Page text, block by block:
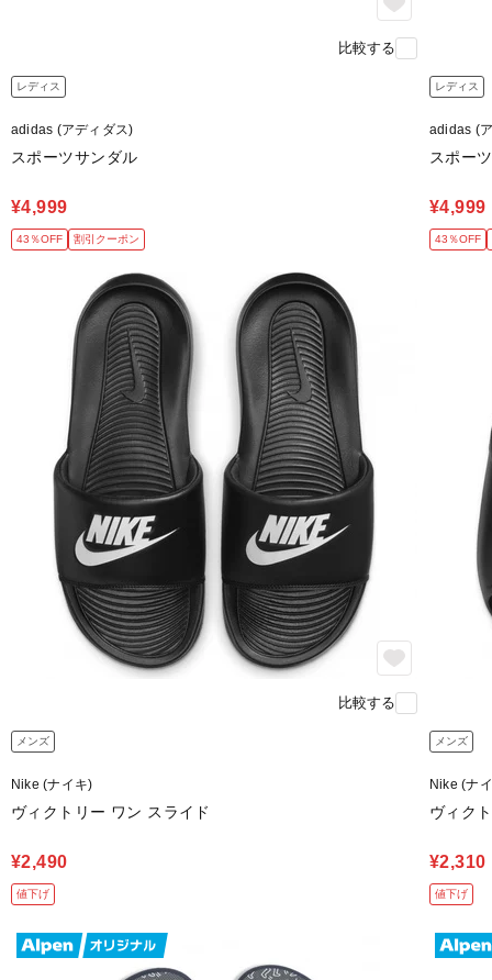
比較する
レディス
adidas (アディダス)
スポーツサンダル
¥4,999
43％OFF 割引クーポン
レディス
adidas (
スポー
¥4,999
43％OFF
比較する
メンズ
Nike (ナイキ)
ヴィクトリー ワン スライド
¥2,490
値下げ
メンズ
Nike (ナ
ヴィク
¥2,310
値下げ